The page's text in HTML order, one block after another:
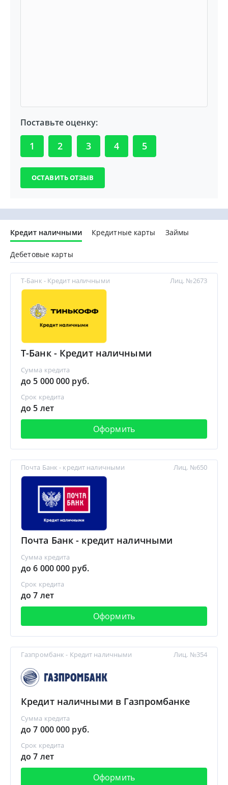
Поставьте оценку:
1 2 3 4 5
Кредит наличными Кредитные карты Займы
Дебетовые карты
Т-Банк - Кредит наличными
Т-Банк - Кредит наличными
Сумма кредита
до 5 000 000 руб.
Срок кредита
до 5 лет
Оформить
Лиц. №2673
Почта Банк - кредит наличными
Почта Банк - кредит наличными
Сумма кредита
до 6 000 000 руб.
Срок кредита
до 7 лет
Оформить
Лиц. №650
Газпромбанк - Кредит наличными
Кредит наличными в Газпромбанке
Сумма кредита
до 7 000 000 руб.
Срок кредита
до 7 лет
Оформить
Лиц. №354